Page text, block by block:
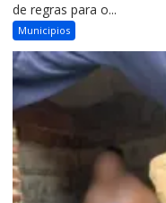
de regras para o...
Municipios